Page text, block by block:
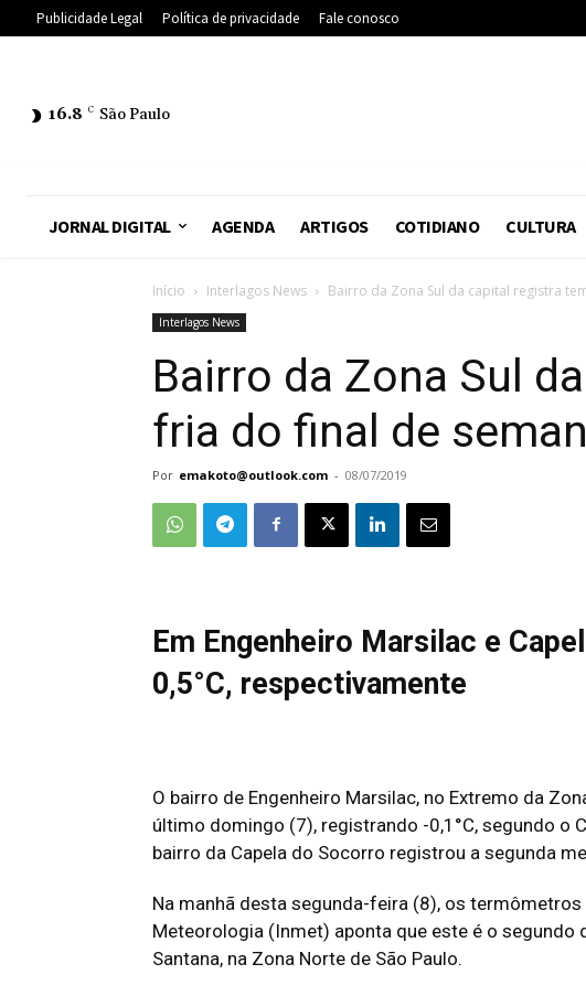
Publicidade Legal Política de privacidade Fale conosco
16.8 C São Paulo
JORNAL DIGITAL AGENDA ARTIGOS COTIDIANO CULTURA
Início Interlagos News Bairro da Zona Sul da capital registra
Interlagos News
Bairro da Zona Sul
fria do final de
Por emakoto@outlook.com - 08/07/2019
Em Engenheiro Marsilac e
0,5°C, respectivamente
O bairro de Engenheiro Marsilac, no Extremo da
último domingo (7), registrando -0,1°C, segundo o
bairro da Capela do Socorro registrou a segunda
Na manhã desta segunda-feira (8), os
Meteorologia (Inmet) aponta que este é o
Santana, na Zona Norte de São Paulo.